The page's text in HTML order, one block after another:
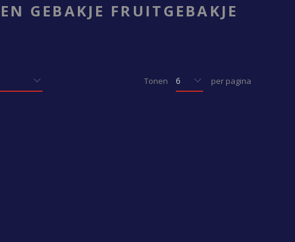
GEBAKJE FRUITGEBAKJE
Tonen per pagina